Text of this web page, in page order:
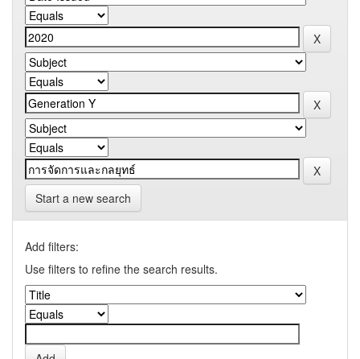
Start a new search
Add filters:
Use filters to refine the search results.